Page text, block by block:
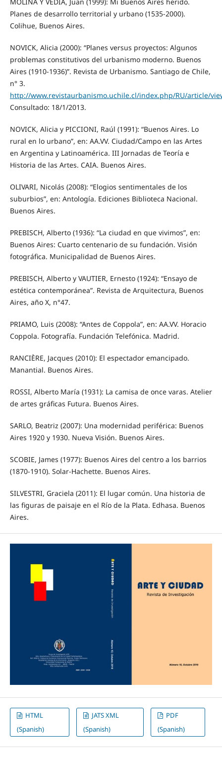
Planes de desarrollo territorial y urbano (1535-2000).
Colihue, Buenos Aires.
NOVICK, Alicia (2000): “Planes versus proyectos: Algunos
problemas constitutivos del urbanismo moderno. Buenos
Aires (1910-1936)”. Revista de Urbanismo. Santiago de Chile,
n° 3.
http://www.revistaurbanismo.uchile.cl/index.php/RU/article/
Consultado: 18/1/2013.
NOVICK, Alicia y PICCIONI, Raúl (1991): “Buenos Aires. Lo
rural en lo urbano”, en: AA.VV. Ciudad/Campo en las Artes
en Argentina y Latinoamérica. III Jornadas de Teoría e
Historia de las Artes. CAIA. Buenos Aires.
OLIVARI, Nicolás (2008): “Elogios sentimentales de los
suburbios”, en: Antología. Ediciones Biblioteca Nacional.
Buenos Aires.
PREBISCH, Alberto (1936): “La ciudad en que vivimos”, en:
Buenos Aires: Cuarto centenario de su fundación. Visión
fotográfica. Municipalidad de Buenos Aires.
PREBISCH, Alberto y VAUTIER, Ernesto (1924): “Ensayo de
estética contemporánea”. Revista de Arquitectura, Buenos
Aires, año X, n°47.
PRIAMO, Luis (2008): “Antes de Coppola”, en: AA.VV. Horacio
Coppola. Fotografía. Fundación Telefónica. Madrid.
RANCIÈRE, Jacques (2010): El espectador emancipado.
Manantial. Buenos Aires.
ROSSI, Alberto María (1931): La camisa de once varas. Atelier
de artes gráficas Futura. Buenos Aires.
SARLO, Beatriz (2007): Una modernidad periférica: Buenos
Aires 1920 y 1930. Nueva Visión. Buenos Aires.
SCOBIE, James (1977): Buenos Aires del centro a los barrios
(1870-1910). Solar-Hachette. Buenos Aires.
SILVESTRI, Graciela (2011): El lugar común. Una historia de
las figuras de paisaje en el Río de la Plata. Edhasa. Buenos
Aires.
HTML
(Spanish)
JATS XML
(Spanish)
PDF
(Spanish)